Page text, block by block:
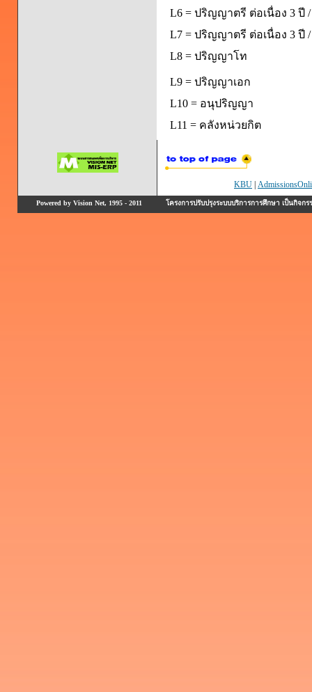
L6 = ปริญญาตรี ต่อเนื่อง 3 ปี
L7 = ปริญญาตรี ต่อเนื่อง 3 ปี
L8 = ปริญญาโท
L9 = ปริญญาเอก
L10 = อนุปริญญา
L11 = คลังหน่วยกิต
KBU
Powered by Vision Net, 1995 - 2011 โครงการปรับปรุงระบบบริการการศึกษา เป็นกิ